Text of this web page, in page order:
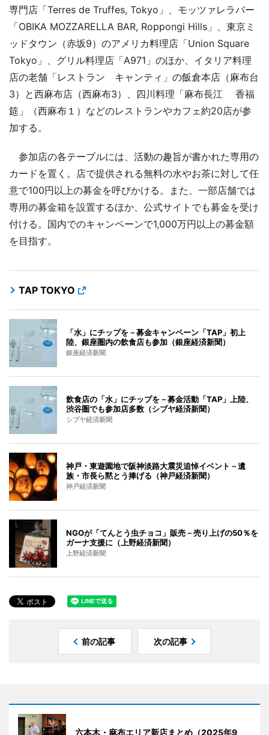
専門店「Terres de Truffes, Tokyo」、モッツァレラバー
「OBIKA MOZZARELLA BAR, Roppongi Hills」、東京ミ
ッドタウン（赤坂9）のアメリカ料理店「Union Square
Tokyo」、グリル料理店「A971」のほか、イタリア料理
店の老舗「レストラン キャンティ」の飯倉本店（麻布台
3）と西麻布店（西麻布3）、四川料理「麻布長江 香福
筵」（西麻布１）などのレストランやカフェ約20店が参
加する。
参加店の各テーブルには、活動の趣旨が書かれた専用の
カードを置く。店で提供される無料の水やお茶に対して任
意で100円以上の募金を呼びかける。また、一部店舗では
専用の募金箱を設置するほか、公式サイトでも募金を受け
付ける。国内でのキャンペーンで1,000万円以上の募金額
を目指す。
TAP TOKYO
「水」にチップを－募金キャンペーン「TAP」初上
陸、銀座圏内の飲食店も参加（銀座経済新聞）
銀座経済新聞
飲食店の「水」にチップを－募金活動「TAP」上陸、
渋谷圏でも参加店多数（シブヤ経済新聞）
シブヤ経済新聞
神戸・東遊園地で阪神淡路大震災追悼イベント－遺
族・市長ら黙とう捧げる（神戸経済新聞）
神戸経済新聞
NGOが「てんとう虫チョコ」販売－売り上げの50％を
ガーナ支援に（上野経済新聞）
上野経済新聞
前の記事 次の記事
六本木・麻布エリア新店まとめ（2025年9